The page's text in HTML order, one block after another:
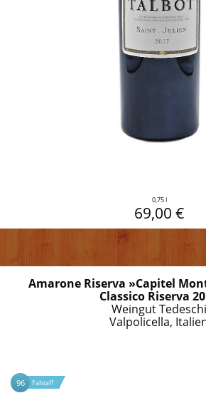
0,75 l
69,00 €
Amarone Riserva »Capitel
Classico Riserva
Weingut Tedeschi
Valpolicella,
96 Falstaff